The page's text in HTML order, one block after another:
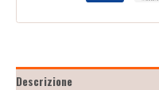
Descrizione